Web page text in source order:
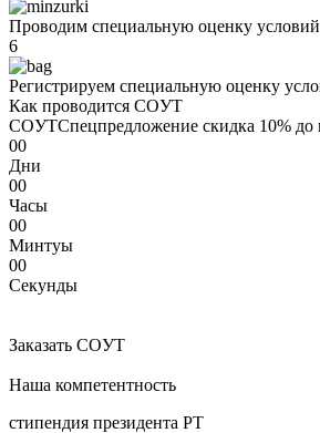
Проводим специальную оценку условий
6
Регистрируем специальную оценку
Как проводится COУТ
COУТСпецпредложение скидка 10% до
00
Дни
00
Часы
00
Минтуы
00
Секунды
Заказать COУТ
Наша компетентность
стипендия президента РТ